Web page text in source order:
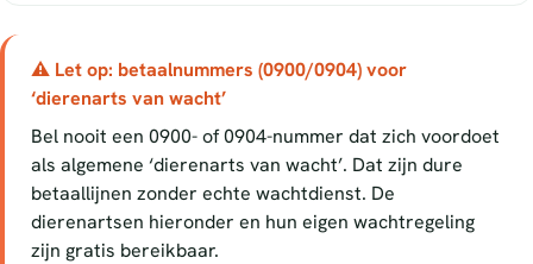
⚠ Let op: betaalnummers (0900/0904) voor
‘dierenarts van wacht’
Bel nooit een 0900- of 0904-nummer dat zich voordoet
als algemene ‘dierenarts van wacht’. Dat zijn dure
betaallijnen zonder echte wachtdienst. De
dierenartsen hieronder en hun eigen wachtregeling
zijn gratis bereikbaar.